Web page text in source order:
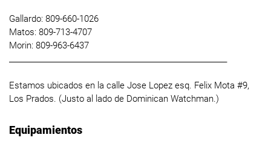
Gallardo: 809-660-1026
Matos: 809-713-4707
Morin: 809-963-6437
Estamos ubicados en la calle Jose Lopez esq. Felix Mota #9,
Los Prados. (Justo al lado de Dominican Watchman.)
Equipamientos